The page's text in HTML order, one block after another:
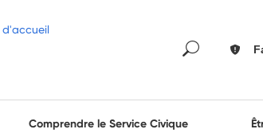
Comprendre le Service Civique